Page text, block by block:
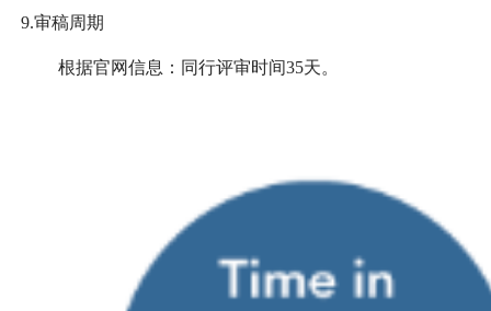
9.审稿周期
根据官网信息：同行评审时间35天。